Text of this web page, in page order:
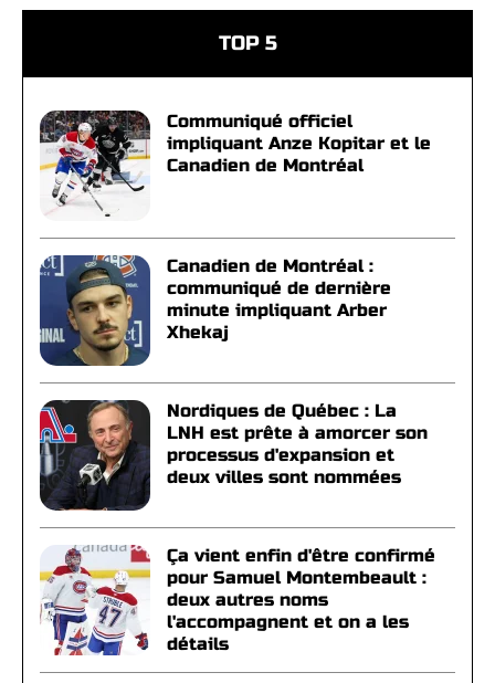
TOP 5
Communiqué officiel
impliquant Anze Kopitar et le
Canadien de Montréal
Canadien de Montréal :
communiqué de dernière
minute impliquant Arber
Xhekaj
Nordiques de Québec : La
LNH est prête à amorcer son
processus d'expansion et
deux villes sont nommées
Ça vient enfin d'être confirmé
pour Samuel Montembeault :
deux autres noms
l'accompagnent et on a les
détails